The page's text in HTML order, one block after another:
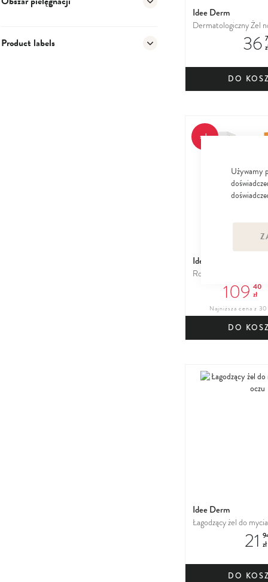
Używamy
Idee Derm
Dermatologiczny Żel
mycia twarzy do skóry
mieszanej, tłustej36
DO
sale
Idee Derm
Rozświetlająca
109 40
zł
Najniższa cena z
DO
Idee Derm
Łagodzący żel do
21 zł
DO
Product labels